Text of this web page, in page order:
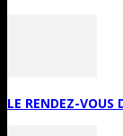
LE RENDEZ-VOUS